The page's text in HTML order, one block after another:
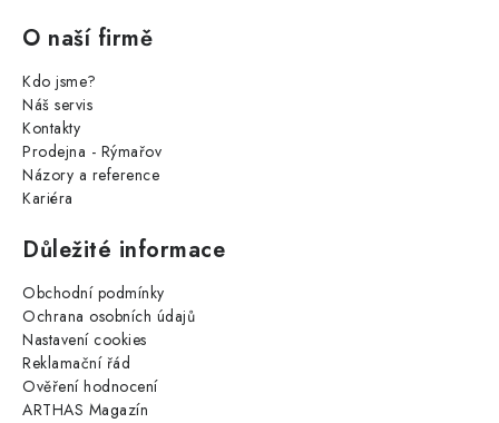
O naší firmě
Kdo jsme?
Náš servis
Kontakty
Prodejna - Rýmařov
Názory a reference
Kariéra
Důležité informace
Obchodní podmínky
Ochrana osobních údajů
Nastavení cookies
Reklamační řád
Ověření hodnocení
ARTHAS Magazín